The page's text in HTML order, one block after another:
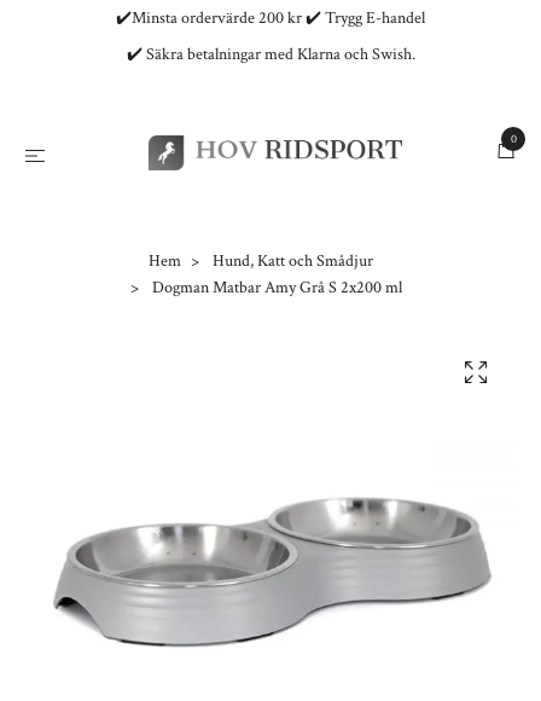
✔️Minsta ordervärde 200 kr ✔️ Trygg E-handel
✔️ Säkra betalningar med Klarna och Swish.
0
Hem
Hund, Katt och Smådjur
Dogman Matbar Amy Grå S 2x200 ml